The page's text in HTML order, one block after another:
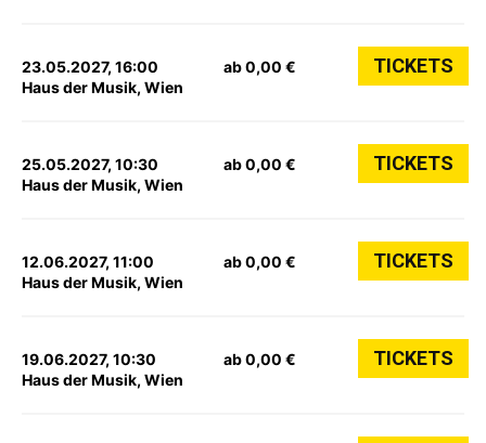
23.05.2027, 16:00
Haus der Musik, Wien
ab 0,00 € TICKETS
25.05.2027, 10:30
Haus der Musik, Wien
ab 0,00 € TICKETS
12.06.2027, 11:00
Haus der Musik, Wien
ab 0,00 € TICKETS
19.06.2027, 10:30
Haus der Musik, Wien
ab 0,00 € TICKETS